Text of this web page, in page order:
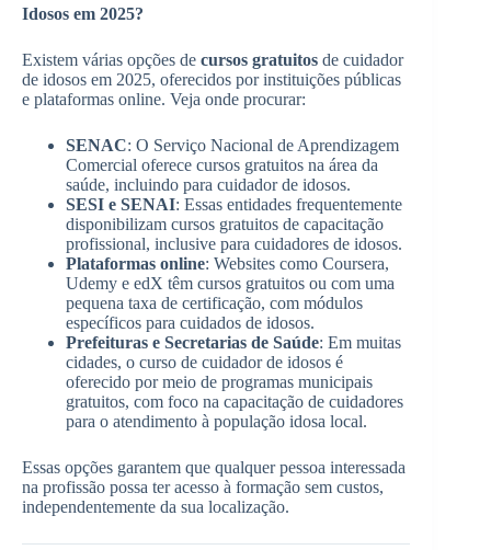
Idosos em 2025?
Existem várias opções de cursos gratuitos de cuidador
de idosos em 2025, oferecidos por instituições públicas
e plataformas online. Veja onde procurar:
SENAC: O Serviço Nacional de Aprendizagem
Comercial oferece cursos gratuitos na área da
saúde, incluindo para cuidador de idosos.
SESI e SENAI: Essas entidades frequentemente
disponibilizam cursos gratuitos de capacitação
profissional, inclusive para cuidadores de idosos.
Plataformas online: Websites como Coursera,
Udemy e edX têm cursos gratuitos ou com uma
pequena taxa de certificação, com módulos
específicos para cuidados de idosos.
Prefeituras e Secretarias de Saúde: Em muitas
cidades, o curso de cuidador de idosos é
oferecido por meio de programas municipais
gratuitos, com foco na capacitação de cuidadores
para o atendimento à população idosa local.
Essas opções garantem que qualquer pessoa interessada
na profissão possa ter acesso à formação sem custos,
independentemente da sua localização.